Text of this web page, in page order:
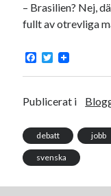
Meta
Flöde för inlägg
Pejpalla!
– Brasilien? Nej,
fullt av otrevliga
F
c
b
k
T
i
t
Publicerat i
debatt jobb
svenska